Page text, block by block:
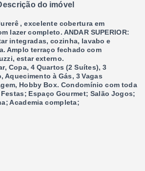
do imóvel
, excelente cobertura em
lazer completo. ANDAR SUPERIOR:
integradas, cozinha, lavabo e
Amplo terraço fechado com
estar externo.
Copa, 4 Quartos (2 Suítes), 3
Aquecimento à Gás, 3 Vagas
Hobby Box. Condomínio com toda
Espaço Gourmet; Salão Jogos;
Academia completa;